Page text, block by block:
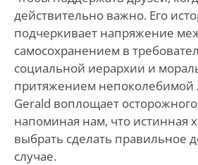
действительно важно. Его
подчеркивает напряжение
самосохранением в
социальной иерархии и
притяжением непоколебимой
Gerald воплощает
напоминая нам, что истинная
выбрать сделать правильное
случае.